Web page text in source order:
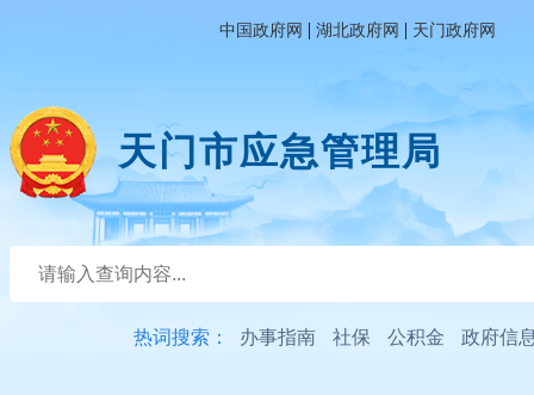
中国政府网 | 湖北政府网 | 天门政府网
天门市应急管理局
热词搜索： 办事指南 社保 公积金 政府信